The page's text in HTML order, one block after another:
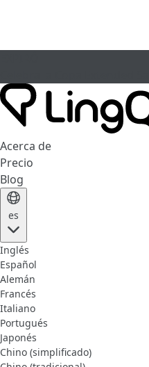
Acerca de
Precio
Blog
es
Inglés
Español
Alemán
Francés
Italiano
Portugués
Japonés
Chino (simplificado)